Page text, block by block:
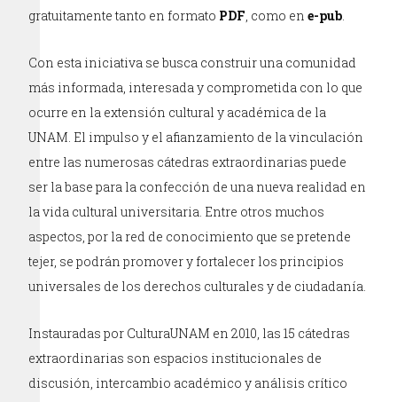
gratuitamente tanto en formato PDF, como ene-pub.
Con esta iniciativa se busca construir una comunidad
más informada, interesada y comprometida con lo que
ocurre en la extensión cultural y académica de la
UNAM. El impulso y el afianzamiento de la vinculación
entre las numerosas cátedras extraordinarias puede
ser la base para la confección de una nueva realidad en
la vida cultural universitaria. Entre otros muchos
aspectos, por la red de conocimiento que se pretende
tejer, se podrán promover y fortalecer los principios
universales de los derechos culturales y de ciudadanía.
Instauradas por CulturaUNAM en 2010, las 15 cátedras
extraordinarias son espacios institucionales de
discusión, intercambio académico y análisis crítico